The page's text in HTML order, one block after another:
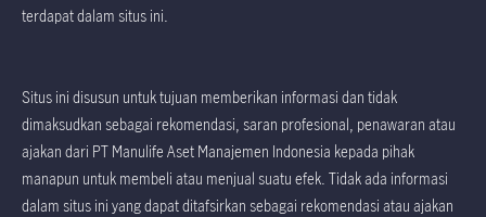
terdapat dalam situs ini.
Situs ini disusun untuk tujuan memberikan informasi dan tidak
dimaksudkan sebagai rekomendasi, saran profesional, penawaran atau
ajakan dari PT Manulife Aset Manajemen Indonesia kepada pihak
manapun untuk membeli atau menjual suatu efek. Tidak ada informasi
dalam situs ini yang dapat ditafsirkan sebagai rekomendasi atau ajakan